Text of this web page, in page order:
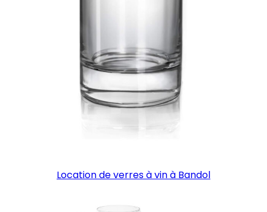
Location de verres à vin à Bandol